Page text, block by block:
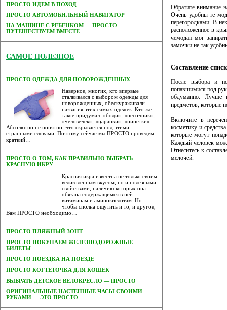
ПРОСТО ИДЕМ В ПОХОД
ПРОСТО АВТОМОБИЛЬНЫЙ НАВИГАТОР
НА МАШИНЕ С РЕБЕНКОМ — ПРОСТО
ПУТЕШЕСТВУЕМ ВМЕСТЕ
САМОЕ ПОЛЕЗНОЕ
ПРОСТО ОДЕЖДА ДЛЯ НОВОРОЖДЕННЫХ
Наверное, многих, кто впервые
сталкивался с выбором одежды для
новорожденных, обескураживали
названия этих самых одежек. Кто же
такое придумал: «боди», «песочник»,
«человечек», «царапки», «пинетки».
Абсолютно не понятно, что скрывается под этими
странными словами. Поэтому сейчас мы ПРОСТО проведем
краткий…
ПРОСТО О ТОМ, КАК ПРАВИЛЬНО ВЫБРАТЬ
КРАСНУЮ ИКРУ
Красная икра известна не только своим
великолепным вкусом, но и полезными
свойствами, наличию которых она
обязана содержащимся в ней
витаминам и аминокислотам. Но
чтобы сполна ощутить и то, и другое,
Вам ПРОСТО необходимо…
ПРОСТО ПЛЯЖНЫЙ ЗОНТ
ПРОСТО ПОКУПАЕМ ЖЕЛЕЗНОДОРОЖНЫЕ
БИЛЕТЫ
ПРОСТО ПОЕЗДКА НА ПОЕЗДЕ
ПРОСТО КОГТЕТОЧКА ДЛЯ КОШЕК
ВЫБРАТЬ ДЕТСКОЕ ВЕЛОКРЕСЛО — ПРОСТО
ОРИГИНАЛЬНЫЕ НАСТЕННЫЕ ЧАСЫ СВОИМИ
РУКАМИ — ЭТО ПРОСТО
Обратите внимание
Очень удобны те
перегородками. В
расположенное в
чемодан мог
замочки не так
Составление
После выбора и
попавшимися под
обдуманно. Лучше
предметов, которые
Включите в
косметику и
которые могут
Каждый человек
Отнеситесь к
мелочей.